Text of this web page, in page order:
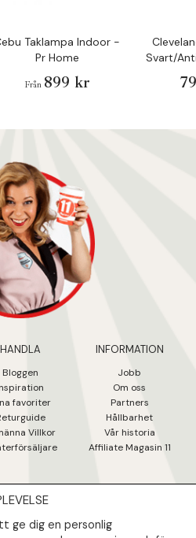
Taklampa Indoor -
Pr Home
Från 899 kr
Svart/
cm
HANDLA
Bloggen
favoriter
Villkor
INFORMATION
Jobb
Om oss
Partners
Hållbarhet
Vår historia
Affiliate Magasin 11
bästa erbjudanden & nyheter!
ge dig en personlig